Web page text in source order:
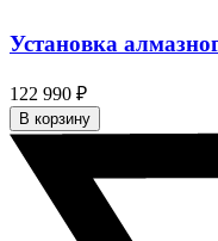
Установка
122 990 ₽
В корзину